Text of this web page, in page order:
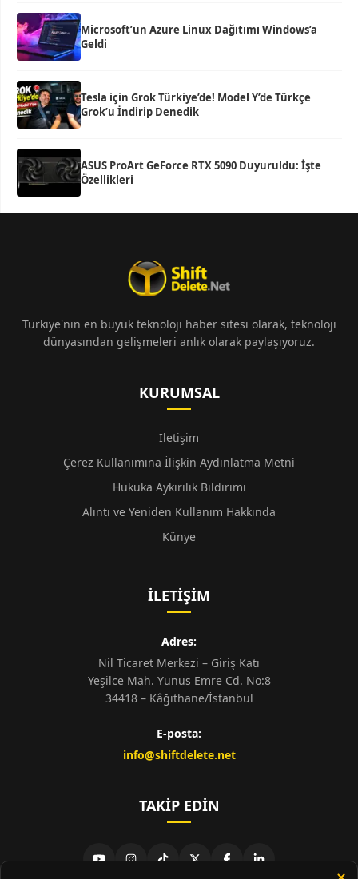
Microsoft’un Azure Linux Dağıtımı Windows’a
Geldi
Tesla için Grok Türkiye’de! Model Y’de Türkçe
Grok’u İndirip Denedik
ASUS ProArt GeForce RTX 5090 Duyuruldu: İşte
Özellikleri
Türkiye'nin en büyük teknoloji haber sitesi olarak, teknoloji
dünyasından gelişmeleri anlık olarak paylaşıyoruz.
KURUMSAL
İletişim
Çerez Kullanımına İlişkin Aydınlatma Metni
Hukuka Aykırılık Bildirimi
Alıntı ve Yeniden Kullanım Hakkında
Künye
İLETIŞIM
Adres:
Nil Ticaret Merkezi – Giriş Katı
Yeşilce Mah. Yunus Emre Cd. No:8
34418 – Kâğıthane/İstanbul
E-posta:
info@shiftdelete.net
TAKIP EDIN